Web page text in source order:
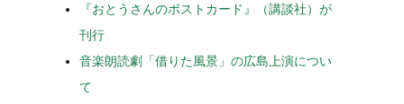
『おとうさんのポストカード』（講談社）が
刊行
音楽朗読劇「借りた風景」の広島上演につい
て